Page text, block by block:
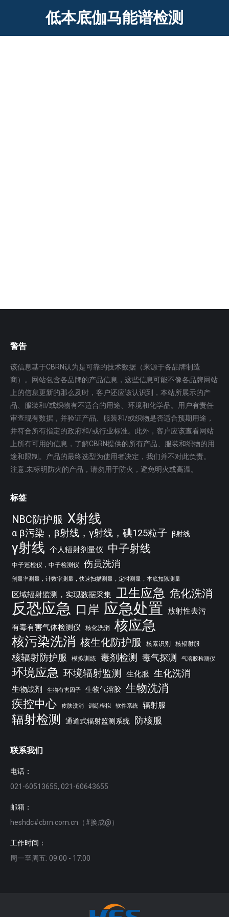
低本底伽马能谱检测
警告
该信息基于CBRN认为是可靠的技术数据（来源于各品牌制造
商）。网站包含各品牌的产品信息，这些信息可能不像各品牌网站
上的信息更新的那么及时，客户还应该认识到，本站所展示的产
品、服装和/或织物有不适合的用途、环境和化学品。用户有责任
审查现有数据，并验证产品、服装和/或织物是否适合预期用途，
并符合所有指定的政府和/或行业标准。此外，客户应该查看网站
上所有可用的信息，了解CBRN提供的所有产品、服装和织物的用
途和限制。产品的最终选型为使用者决定，我们并不对此负责。
注意:未标明防火的产品，请勿用于防火，避免明火或高温。
标签
NBC防护服 X射线
α β污染，β射线，γ射线，碘125粒子 β射线
γ射线 个人辐射剂量仪 中子射线
中子巡检仪，中子检测仪 伤员洗消
剂量率测量，计数率测量，快速扫描测量，定时测量，本底扣除测量
区域辐射监测，实现数据采集 卫生应急 危化洗消
反恐应急 口岸 应急处置
放射性去污
有毒有害气体检测仪
核化洗消 核应急
核污染洗消 核生化防护服 核素识别 核辐射服
核辐射防护服 模拟训练 毒剂检测 毒气探测 气溶胶检测仪
环境应急 环境辐射监测 生化服 生化洗消
生物战剂 生物有害因子 生物气溶胶 生物洗消
疾控中心
皮肤洗消 训练模拟 软件系统 辐射服
辐射检测 通道式辐射监测系统 防核服
联系我们
电话：
021-60513655, 021-60643655
邮箱：
heshdc#cbrn.com.cn（#换成@）
工作时间：
周一至周五: 09:00 - 17:00